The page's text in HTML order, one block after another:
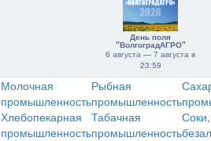
День поля
"ВолгоградАГРО"
6 августа — 7 августа в
23:59
Молочная
промышленность
Рыбная
промышленность
Хлебопекарная
промышленность
Табачная
промышленность